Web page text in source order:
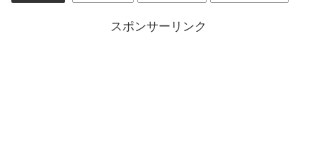
スポンサーリンク